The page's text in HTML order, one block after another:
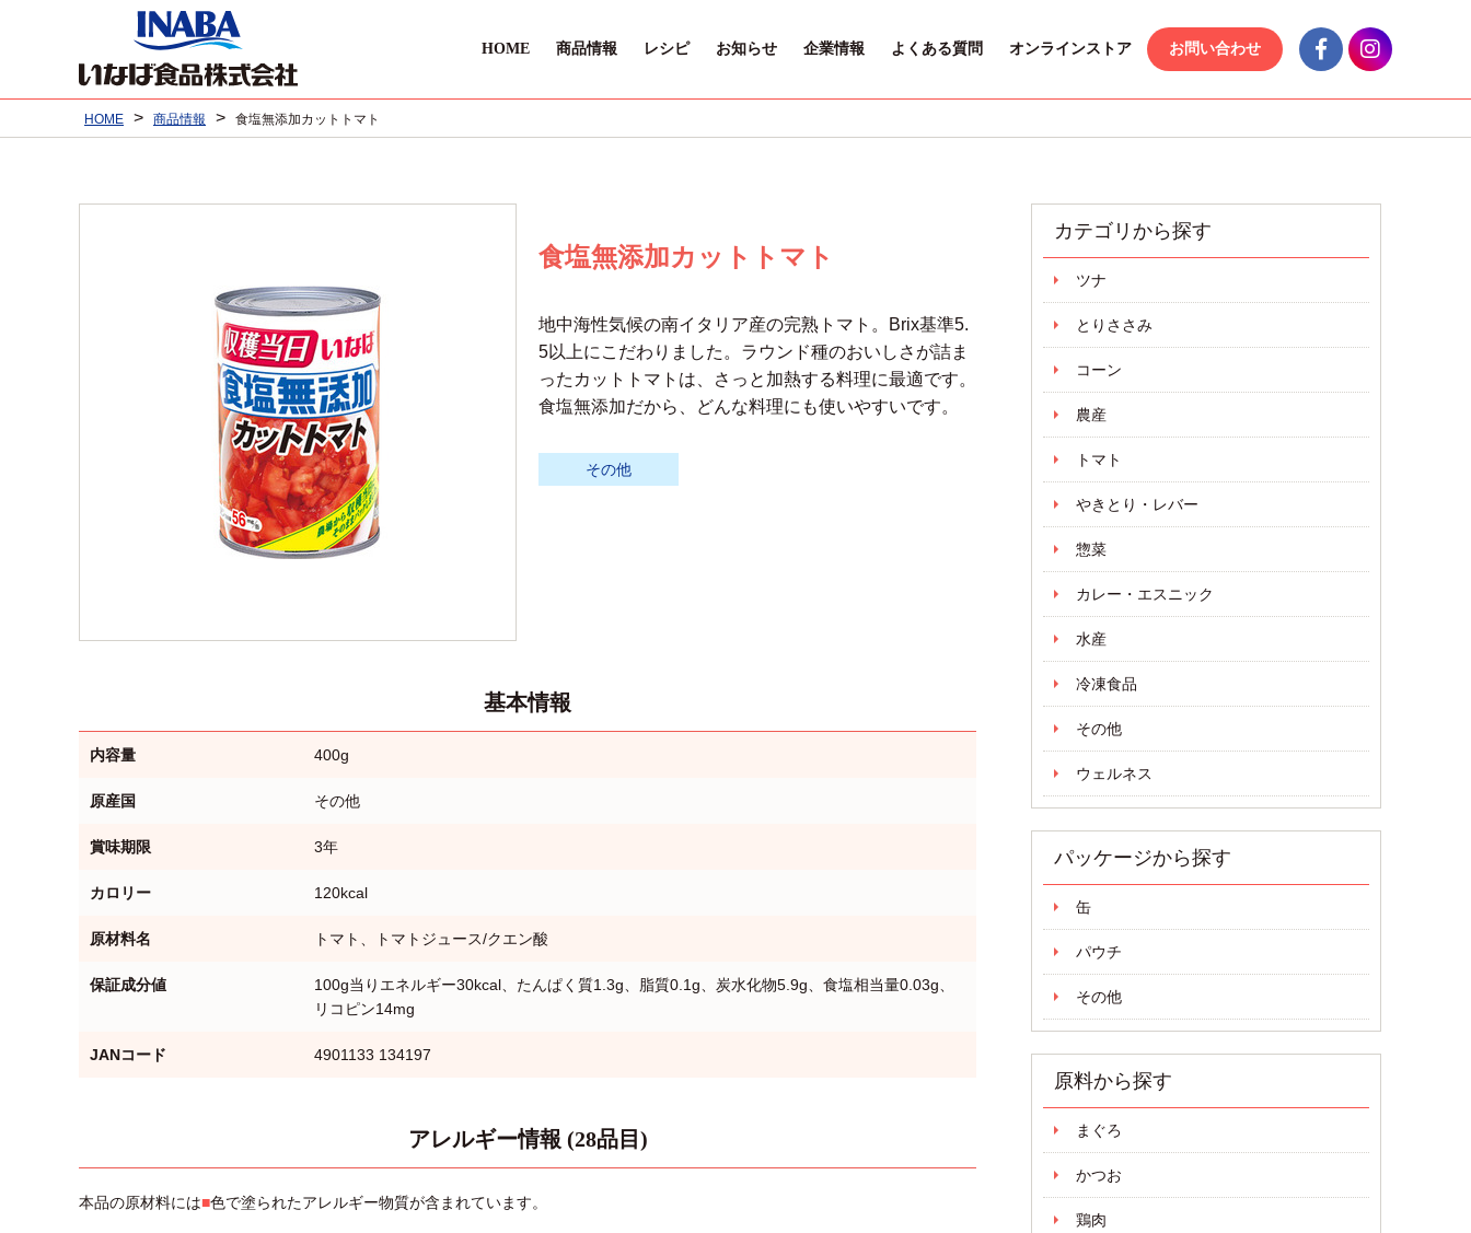
HOME 商品情報 レシピ お知らせ 企業情報 よくある質問 オンラインストア お問い合わせ
HOME > 商品情報 > 食塩無添加カットトマト
食塩無添加カットトマト
地中海性気候の南イタリア産の完熟トマト。Brix基準5.
5以上にこだわりました。ラウンド種のおいしさが詰ま
ったカットトマトは、さっと加熱する料理に最適です。
食塩無添加だから、どんな料理にも使いやすいです。
その他
基本情報
内容量 400g
原産国 その他
賞味期限 3年
カロリー 120kcal
原材料名 トマト、トマトジュース/クエン酸
保証成分値
100g当りエネルギー30kcal、たんぱく質1.3g、脂質0.1g、炭水化物5.9g、食塩相当量0.03g、
リコピン14mg
JANコード 4901133 134197
アレルギー情報 (28品目)
本品の原材料には■色で塗られたアレルギー物質が含まれています。
カテゴリから探す
ツナ
とりささみ
コーン
農産
トマト
やきとり・レバー
惣菜
カレー・エスニック
水産
冷凍食品
その他
ウェルネス
パッケージから探す
缶
パウチ
その他
原料から探す
まぐろ
かつお
鶏肉